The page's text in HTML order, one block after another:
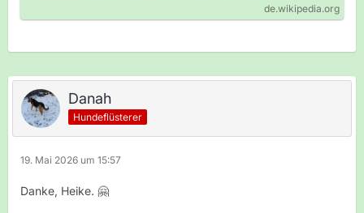
de.wikipedia.org
Danah
Hundeflüsterer
19. Mai 2026 um 15:57
Danke, Heike. 🤗